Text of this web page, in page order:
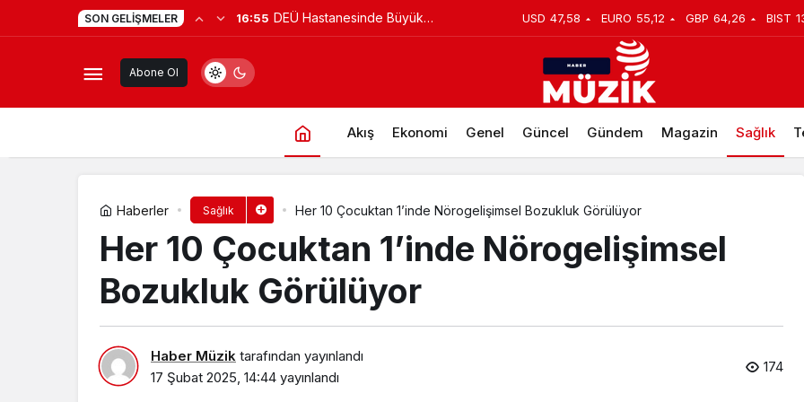
SON GELIŞMELER 16:55 DEÜ Hastanesinde Büyük USD 47,58 EURO 55,12 GBP 64,26 BIST
Abone Ol
Akış Ekonomi Genel Güncel Gündem Magazin Sağlık
Haberler Sağlık Her 10 Çocuktan 1’inde Nörogelişimsel Bozukluk Görülüyor
Her 10 Çocuktan 1’inde Nörogelişimsel
Bozukluk Görülüyor
Haber Müzik tarafından yayınlandı
17 Şubat 2025, 14:44 yayınlandı
174
Safra Kesesi Taşları Zamanında Tedavi Edilmezse Ciddi Sorunlara Neden Olabilir!